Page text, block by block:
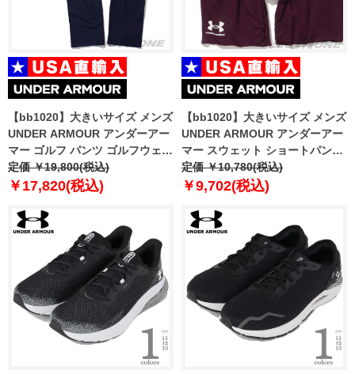
【bb1020】大きいサイズ メンズ
UNDER ARMOUR アンダーアー
マー ゴルフ パンツ ゴルフウェア
USA直輸入 1364407
定価 ￥19,800(税込)
￥17,820(税込)
【bb1020】大きいサイズ メンズ
UNDER ARMOUR アンダーアー
マー スウェット ショートパンツ
ハーフパンツ ショーツ RIVAL
TERRY SHORT USA直輸入
定価 ￥10,780(税込)
￥9,702(税込)